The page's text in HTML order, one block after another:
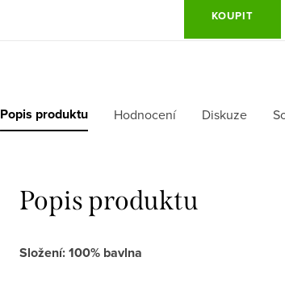
KOUPIT
Popis produktu Hodnocení Diskuze
Popis produktu
Složení: 100% bavlna